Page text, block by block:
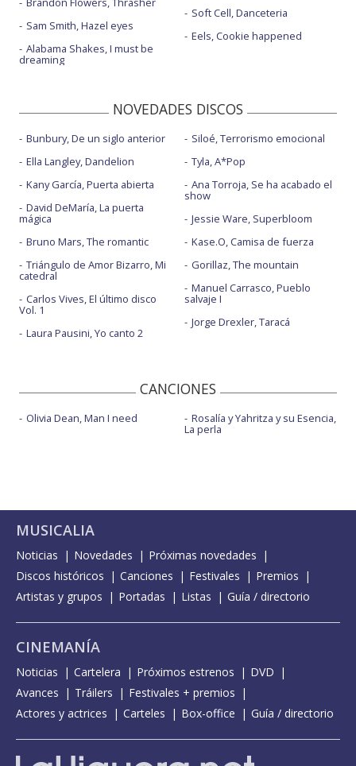
Sam Smith, Hazel eyes
Alabama Shakes, I must be
dreaming
Soft Cell, Danceteria
Eels, Cookie happened
NOVEDADES DISCOS
Bunbury, De un siglo anterior
Ella Langley, Dandelion
Kany García, Puerta abierta
David DeMaría, La puerta
mágica
Bruno Mars, The romantic
Triángulo de Amor Bizarro, Mi
catedral
Carlos Vives, El último disco
Vol. 1
Laura Pausini, Yo canto 2
Siloé, Terrorismo emocional
Tyla, A*Pop
Ana Torroja, Se ha acabado el
show
Jessie Ware, Superbloom
Kase.O, Camisa de fuerza
Gorillaz, The mountain
Manuel Carrasco, Pueblo
salvaje I
Jorge Drexler, Taracá
CANCIONES
Olivia Dean, Man I need Rosalía y Yahritza y su Esencia,
La perla
MUSICALIA
Noticias Novedades
Próximas novedades
Discos históricos
Canciones Festivales
Premios
Artistas y grupos
Portadas Listas Guía / directorio
CINEMANÍA
Noticias Cartelera Próximos estrenos
DVD
Avances
Tráilers
Festivales + premios
Actores y actrices
Carteles Box-office Guía / directorio